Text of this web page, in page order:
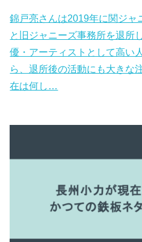
錦戸亮さんは2019年に関ジャ
と旧ジャニーズ事務所を退所
優・アーティストとして高い
ら、退所後の活動にも大きな
在は何し…